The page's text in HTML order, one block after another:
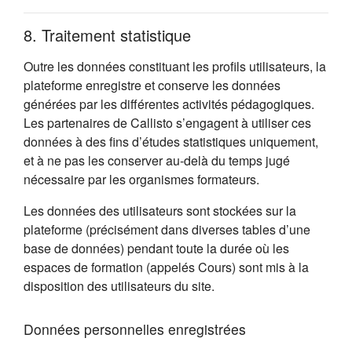
8. Traitement statistique
Outre les données constituant les profils utilisateurs, la
plateforme enregistre et conserve les données
générées par les différentes activités pédagogiques.
Les partenaires de Callisto s’engagent à utiliser ces
données à des fins d’études statistiques uniquement,
et à ne pas les conserver au-delà du temps jugé
nécessaire par les organismes formateurs.
Les données des utilisateurs sont stockées sur la
plateforme (précisément dans diverses tables d’une
base de données) pendant toute la durée où les
espaces de formation (appelés Cours) sont mis à la
disposition des utilisateurs du site.
Données personnelles enregistrées